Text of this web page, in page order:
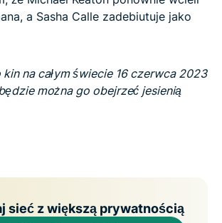
a Sasha Calle zadebiutuje jako
na całym świecie 16 czerwca 2023
można go obejrzeć jesienią
sieć z większą prywatnością